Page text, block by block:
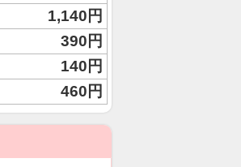
1,140円
390円
140円
460円